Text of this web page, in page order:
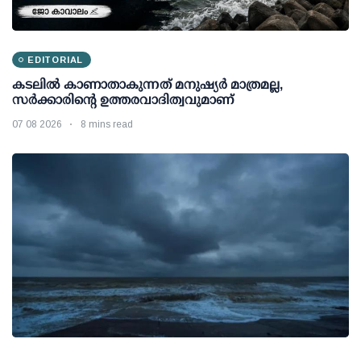
EDITORIAL
കടലിൽ കാണാതാകുന്നത് മനുഷ്യർ മാത്രമല്ല,
സർക്കാരിന്റെ ഉത്തരവാദിത്വവുമാണ്
07 08 2026 8 mins read